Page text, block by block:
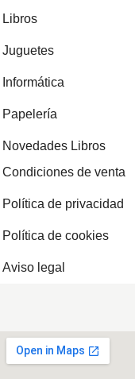
Libros
Juguetes
Informática
Papelería
Novedades Libros
Condiciones de venta
Política de privacidad
Política de cookies
Aviso legal